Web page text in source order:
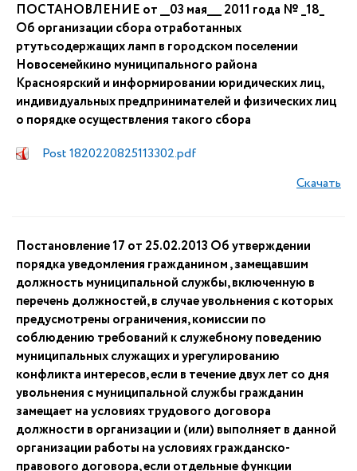
ПОСТАНОВЛЕНИЕ от __03 мая___ 2011 года № _18_
Об организации сбора отработанных
ртутьсодержащих ламп в городском поселении
Новосемейкино муниципального района
Красноярский и информировании юридических лиц,
индивидуальных предпринимателей и физических лиц
о порядке осуществления такого сбора
Post 1820220825113302.pdf
Скачать
Постановление 17 от 25.02.2013 Об утверждении
порядка уведомления гражданином , замещавшим
должность муниципальной службы, включенную в
перечень должностей, в случае увольнения с которых
предусмотрены ограничения, комиссии по
соблюдению требований к служебному поведению
муниципальных служащих и урегулированию
конфликта интересов, если в течение двух лет со дня
увольнения с муниципальной службы гражданин
замещает на условиях трудового договора
должности в организации и (или) выполняет в данной
организации работы на условиях гражданско-
правового договора, если отдельные функции